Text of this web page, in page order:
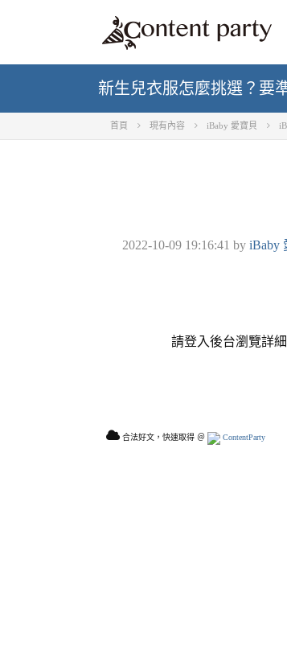
新生兒衣服怎麼挑選？要
首頁 現有內容 iBaby 愛寶貝
2022-10-09 19:16:41 by iBaby
請登入後台瀏覽詳
合法好文，快速取得 ＠ ContentParty